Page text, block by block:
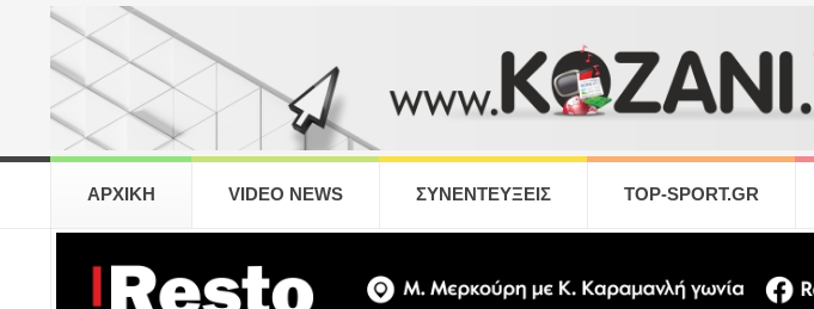
ΑΡΧΙΚΗ VIDEO NEWS ΣΥΝΕΝΤΕΥΞΕΙΣ TOP-SPORT.GR